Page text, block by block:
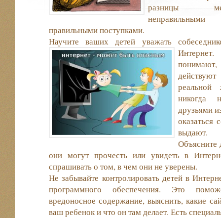
разницы
правильными поступками.
Научите ваших детей уважать
понимают,
никогда
друзьями
оказаться
выдают.
Объясните
они могут прочесть или увидеть в
спрашивать о том, в чем они не уверены.
Не забывайте контролировать детей в
программного обеспечения. Это
вредоносное содержание, выяснить, какие
ваш ребенок и что он там делает. Есть